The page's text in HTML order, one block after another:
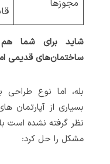
مجوزها
شاید برای شما
ساختمان‌های قدیمی
بله، اما نوع
بسیاری از آپارتمان
نظر گرفته نشده است
مشکل را حل کرد: